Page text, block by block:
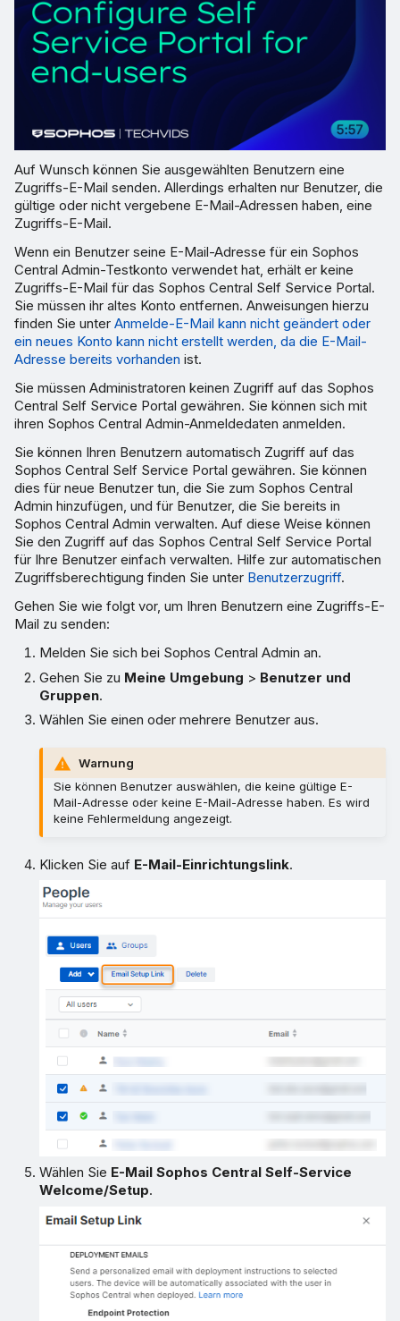
Auf Wunsch können Sie ausgewählten Benutzern eine
Zugriffs-E-Mail senden. Allerdings erhalten nur Benutzer, die
gültige oder nicht vergebene E-Mail-Adressen haben, eine
Zugriffs-E-Mail.
Wenn ein Benutzer seine E-Mail-Adresse für ein Sophos
Central Admin-Testkonto verwendet hat, erhält er keine
Zugriffs-E-Mail für das Sophos Central Self Service Portal.
Sie müssen ihr altes Konto entfernen. Anweisungen hierzu
finden Sie unter Anmelde-E-Mail kann nicht geändert oder
ein neues Konto kann nicht erstellt werden, da die E-Mail-
Adresse bereits vorhanden ist.
Sie müssen Administratoren keinen Zugriff auf das Sophos
Central Self Service Portal gewähren. Sie können sich mit
ihren Sophos Central Admin-Anmeldedaten anmelden.
Sie können Ihren Benutzern automatisch Zugriff auf das
Sophos Central Self Service Portal gewähren. Sie können
dies für neue Benutzer tun, die Sie zum Sophos Central
Admin hinzufügen, und für Benutzer, die Sie bereits in
Sophos Central Admin verwalten. Auf diese Weise können
Sie den Zugriff auf das Sophos Central Self Service Portal
für Ihre Benutzer einfach verwalten. Hilfe zur automatischen
Zugriffsberechtigung finden Sie unter Benutzerzugriff.
Gehen Sie wie folgt vor, um Ihren Benutzern eine Zugriffs-E-
Mail zu senden:
Melden Sie sich bei Sophos Central Admin an.
Gehen Sie zu Meine Umgebung > Benutzer und
Gruppen.
Wählen Sie einen oder mehrere Benutzer aus.
Warnung
Sie können Benutzer auswählen, die keine gültige E-
Mail-Adresse oder keine E-Mail-Adresse haben. Es wird
keine Fehlermeldung angezeigt.
Klicken Sie auf E-Mail-Einrichtungslink.
Wählen Sie E-Mail Sophos Central Self-Service
Welcome/Setup.